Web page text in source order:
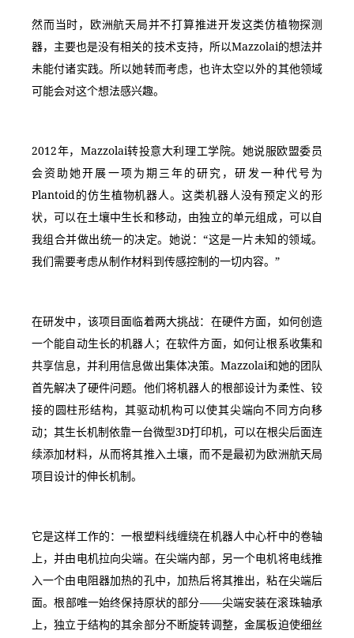
然而当时，欧洲航天局并不打算推进开发这类仿植物探测
器，主要也是没有相关的技术支持，所以Mazzolai的想法并
未能付诸实践。所以她转而考虑，也许太空以外的其他领域
可能会对这个想法感兴趣。
2012年，Mazzolai转投意大利理工学院。她说服欧盟委员
会资助她开展一项为期三年的研究，研发一种代号为
Plantoid的仿生植物机器人。这类机器人没有预定义的形
状，可以在土壤中生长和移动，由独立的单元组成，可以自
我组合并做出统一的决定。她说：“这是一片未知的领域。
我们需要考虑从制作材料到传感控制的一切内容。”
在研发中，该项目面临着两大挑战：在硬件方面，如何创造
一个能自动生长的机器人；在软件方面，如何让根系收集和
共享信息，并利用信息做出集体决策。Mazzolai和她的团队
首先解决了硬件问题。他们将机器人的根部设计为柔性、铰
接的圆柱形结构，其驱动机构可以使其尖端向不同方向移
动；其生长机制依靠一台微型3D打印机，可以在根尖后面连
续添加材料，从而将其推入土壤，而不是最初为欧洲航天局
项目设计的伸长机制。
它是这样工作的：一根塑料线缠绕在机器人中心杆中的卷轴
上，并由电机拉向尖端。在尖端内部，另一个电机将电线推
入一个由电阻器加热的孔中，加热后将其推出，粘在尖端后
面。根部唯一始终保持原状的部分——尖端安装在滚珠轴承
上，独立于结构的其余部分不断旋转调整，金属板迫使细丝